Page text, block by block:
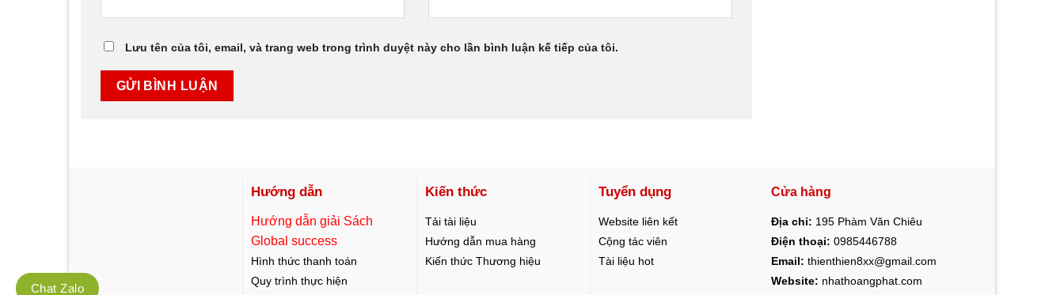
Lưu tên của tôi, email, và trang web trong trình duyệt này cho lần bình luận kế tiếp của tôi.
Hướng dẫn
Hướng dẫn giải Sách
Global success
Hình thức thanh toán
Quy trình thực hiện
Kiến thức
Tải tài liệu
Hướng dẫn mua hàng
Kiến thức Thương hiệu
Tuyển dụng
Website liên kết
Cộng tác viên
Tài liệu hot
Cửa hàng
Địa chỉ: 195 Phàm Văn Chiêu
Điện thoại: 0985446788
Email:thienthien8xx@gmail.com
Website: nhathoangphat.com
Chat Zalo